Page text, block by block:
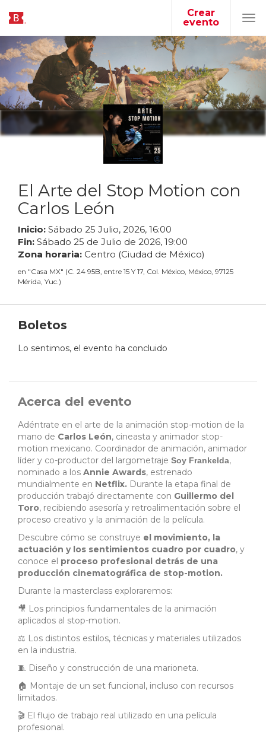
Crear
evento
El Arte del Stop Motion con
Carlos León
Inicio: Sábado 25 Julio, 2026, 16:00
Fin: Sábado 25 de Julio de 2026, 19:00
Zona horaria: Centro (Ciudad de México)
en "Casa MX" (C. 24 95B, entre 15 Y 17, Col. México, México, 97125
Mérida, Yuc.)
Boletos
Lo sentimos, el evento ha concluido
Acerca del evento
Adéntrate en el arte de la animación stop-motion de la
mano de Carlos León, cineasta y animador stop-
motion mexicano. Coordinador de animación, animador
líder y co-productor del largometraje Soy Frankelda,
nominado a los Annie Awards, estrenado
mundialmente en Netflix. Durante la etapa final de
producción trabajó directamente con Guillermo del
Toro, recibiendo asesoría y retroalimentación sobre el
proceso creativo y la animación de la película.
Descubre cómo se construye el movimiento, la
actuación y los sentimientos cuadro por cuadro, y
conoce el proceso profesional detrás de una
producción cinematográfica de stop-motion.
Durante la masterclass exploraremos:
🎥 Los principios fundamentales de la animación
aplicados al stop-motion.
⚖️ Los distintos estilos, técnicas y materiales utilizados
en la industria.
🧵 Diseño y construcción de una marioneta.
🏠 Montaje de un set funcional, incluso con recursos
limitados.
🎬 El flujo de trabajo real utilizado en una película
profesional.